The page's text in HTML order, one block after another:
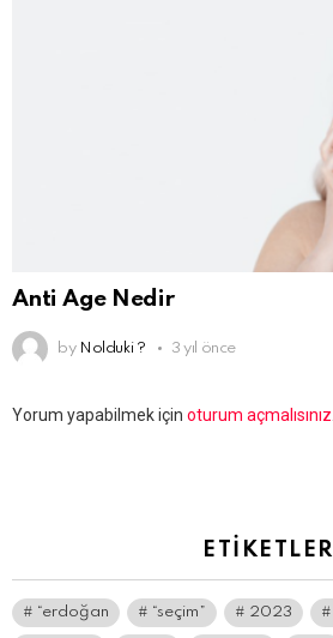
Anti Age Nedir
by Nolduki ? 3 yıl önce
Bir
Yorum yapabilmek için oturum açmalısınız
ETIKETLER
“erdoğan “seçim” 2023